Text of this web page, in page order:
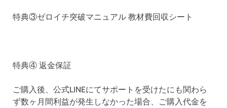
特典③ゼロイチ突破マニュアル 教材費回収シート
特典④ 返金保証
ご購入後、公式LINEにてサポートを受けたにも関わら
ず数ヶ月間利益が発生しなかった場合、ご購入代金を